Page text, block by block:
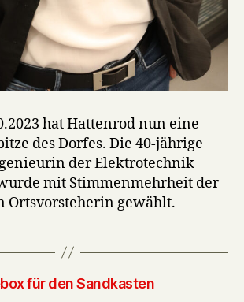
hat Hattenrod nun eine
des Dorfes. Die 40-jährige
der Elektrotechnik
mit Stimmenmehrheit der
Ortsvorsteherin gewählt.
für den Sandkasten